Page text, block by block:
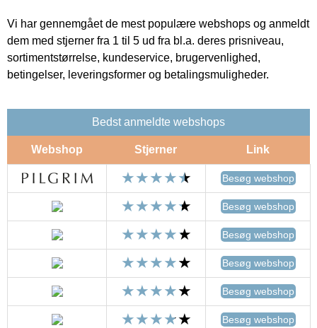
Vi har gennemgået de mest populære webshops og anmeldt
dem med stjerner fra 1 til 5 ud fra bl.a. deres prisniveau,
sortimentstørrelse, kundeservice, brugervenlighed,
betingelser, leveringsformer og betalingsmuligheder.
Bedst anmeldte webshops
Webshop Stjerner Link
Besøg webshop
Besøg webshop
Besøg webshop
Besøg webshop
Besøg webshop
Besøg webshop